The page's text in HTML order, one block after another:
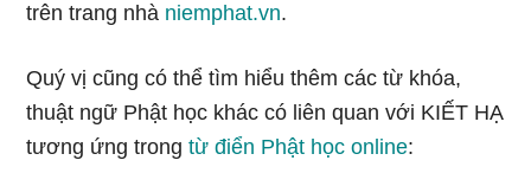
trên trang nhà niemphat.vn.
Quý vị cũng có thể tìm hiểu thêm các từ khóa,
thuật ngữ Phật học khác có liên quan với KIẾT HẠ
tương ứng trongtừ điển Phật học online: